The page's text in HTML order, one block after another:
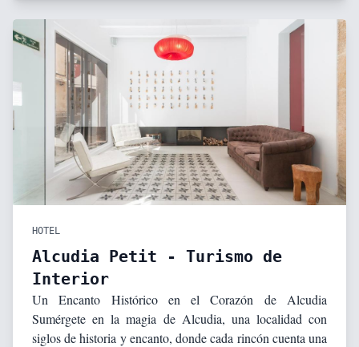
HOTEL
Alcudia Petit - Turismo de
Interior
Un Encanto Histórico en el Corazón de Alcudia
Sumérgete en la magia de Alcudia, una localidad con
siglos de historia y encanto, donde cada rincón cuenta una